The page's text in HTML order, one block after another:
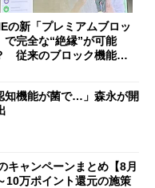
の新「プレミアムブロッ
で完全な“絶縁”が可能
従来のブロック機能と
知機能が菌で…」森永が開
キャンペーンまとめ【8月
万ポイント還元の施策